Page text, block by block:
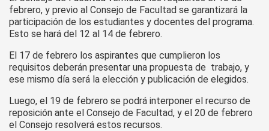
febrero, y previo al Consejo de Facultad se garantizará la
participación de los estudiantes y docentes del programa.
Esto se hará del 12 al 14 de febrero.
El 17 de febrero los aspirantes que cumplieron los
requisitos deberán presentar una propuesta de trabajo, y
ese mismo día será la elección y publicación de elegidos.
Luego, el 19 de febrero se podrá interponer el recurso de
reposición ante el Consejo de Facultad, y el 20 de febrero
el Consejo resolverá estos recursos.